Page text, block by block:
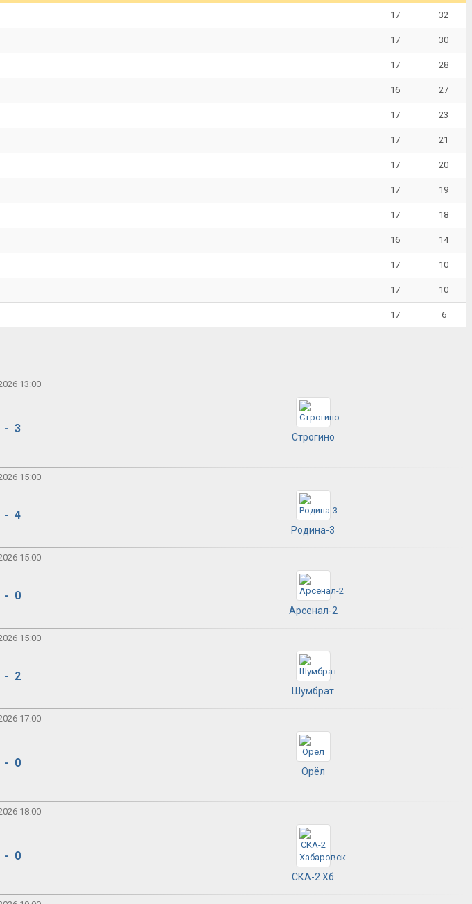
17 32
17 30
17 28
16 27
17 23
17 21
17 20
17 19
17 18
16 14
17 10
17 10
17 6
13:00
- 3
Строгино
15:00
- 4
Родина-3
15:00
- 0
Арсенал-2
15:00
- 2
Шумбрат
17:00
- 0
Орёл
18:00
- 0
СКА-2 Хб